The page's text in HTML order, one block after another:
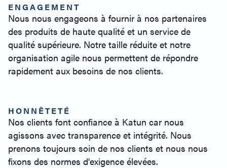
ENGAGEMENT
Nous nous engageons à fournir à nos partenaires
des produits de haute qualité et un service de
qualité supérieure. Notre taille réduite et notre
organisation agile nous permettent de répondre
rapidement aux besoins de nos clients.
HONNÊTETÉ
Nos clients font confiance à Katun car nous
agissons avec transparence et intégrité. Nous
prenons toujours soin de nos clients et nous nous
fixons des normes d'exigence élevées.